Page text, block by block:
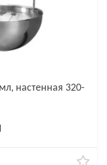
настенная 320-